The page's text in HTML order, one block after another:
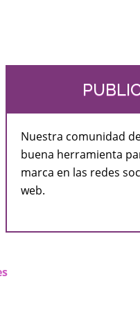
Nuestra comunidad
buena herramienta
marca en las redes
web.